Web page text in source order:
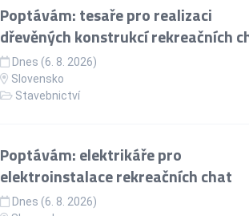
Poptávám: tesaře pro realizaci
dřevěných konstrukcí rekreačních
Dnes (6. 8. 2026)
Slovensko
Stavebnictví
Poptávám: elektrikáře pro
elektroinstalace rekreačních chat
Dnes (6. 8. 2026)